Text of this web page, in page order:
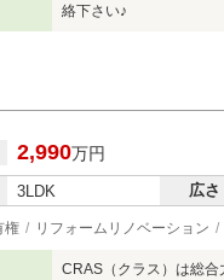
絡下さい♪
2,990万円
3LDK 広さ
権 リフォームリノベーション
CRAS（クラス）は総